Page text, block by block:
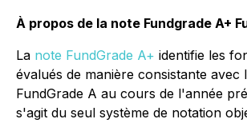
À propos de la note Fundgrade A+
La note FundGrade A+ identifie les
évalués de manière consistante avec
FundGrade A au cours de l'année
s'agit du seul système de notation